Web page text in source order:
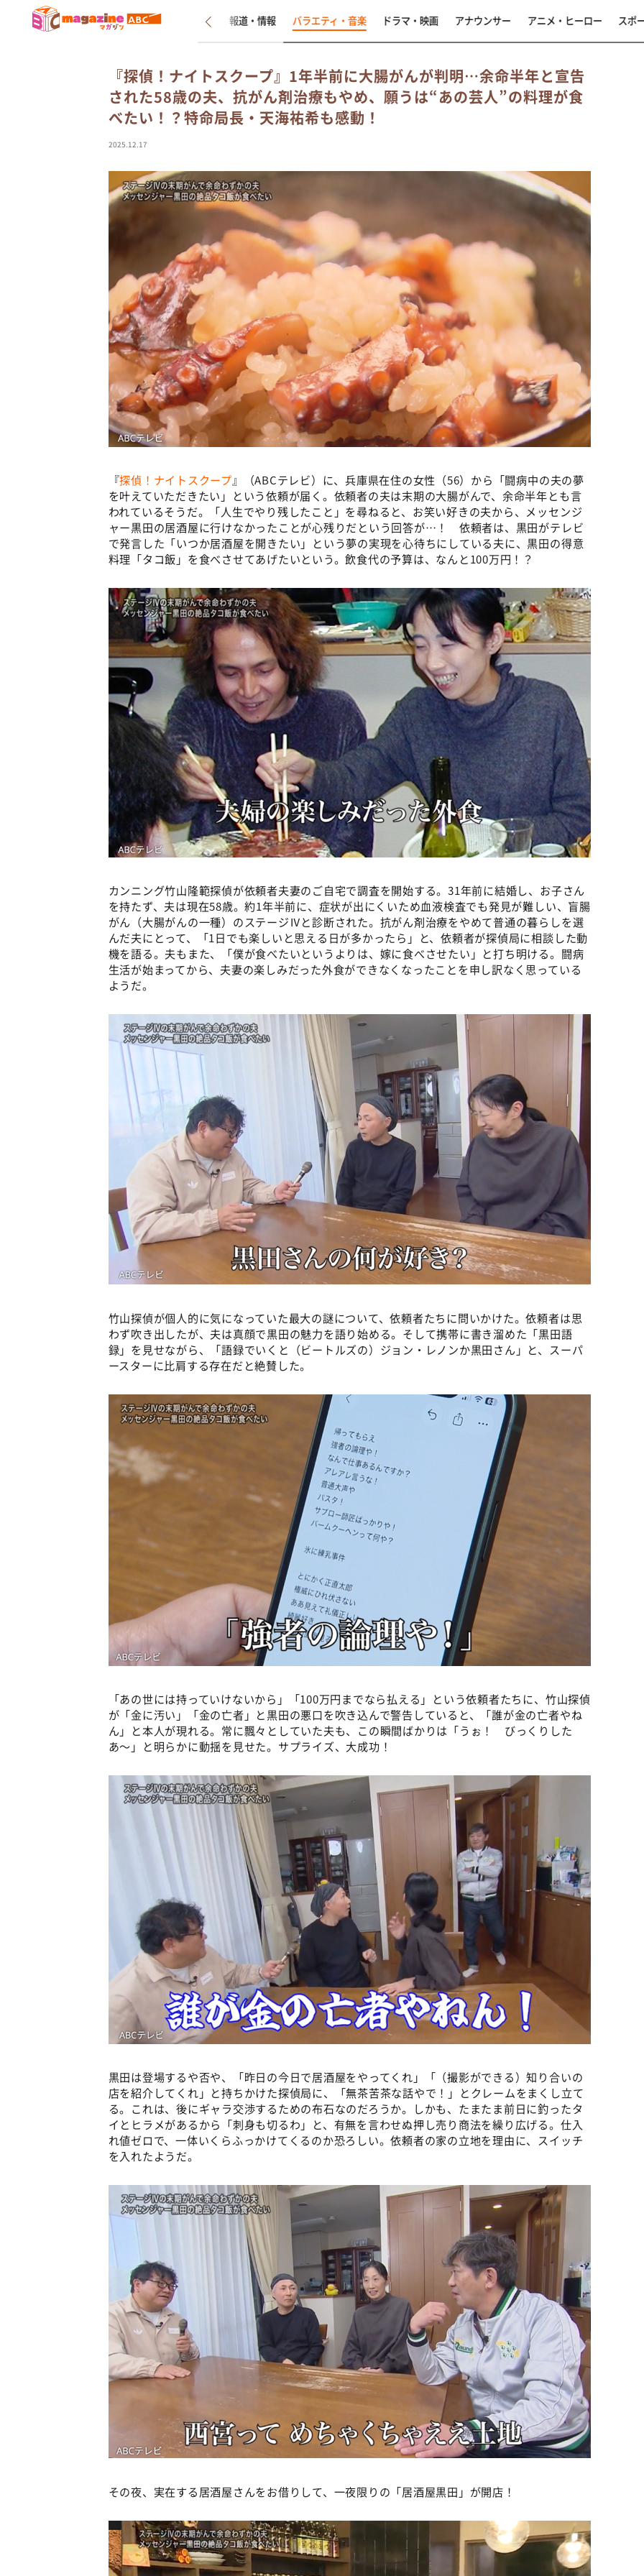
新着 インタビュー 報道・情報 バラエティ・音楽 ドラマ・映画 アナウンサー アニメ・ヒーロー スポ
『探偵！ナイトスクープ』1年半前に大腸がんが判明…余命半年と宣告
された58歳の夫、抗がん剤治療もやめ、願うは“あの芸人”の料理が食
べたい！？特命局長・天海祐希も感動！
2025.12.17
『探偵！ナイトスクープ』（ABCテレビ）に、兵庫県在住の女性（56）から「闘病中の夫の夢
を叶えていただきたい」という依頼が届く。依頼者の夫は末期の大腸がんで、余命半年とも言
われているそうだ。「人生でやり残したこと」を尋ねると、お笑い好きの夫から、メッセンジ
ャー黒田の居酒屋に行けなかったことが心残りだという回答が…！ 依頼者は、黒田がテレビ
で発言した「いつか居酒屋を開きたい」という夢の実現を心待ちにしている夫に、黒田の得意
料理「タコ飯」を食べさせてあげたいという。飲食代の予算は、なんと100万円！？
カンニング竹山隆範探偵が依頼者夫妻のご自宅で調査を開始する。31年前に結婚し、お子さん
を持たず、夫は現在58歳。約1年半前に、症状が出にくいため血液検査でも発見が難しい、盲腸
がん（大腸がんの一種）のステージⅣと診断された。抗がん剤治療をやめて普通の暮らしを選
んだ夫にとって、「1日でも楽しいと思える日が多かったら」と、依頼者が探偵局に相談した動
機を語る。夫もまた、「僕が食べたいというよりは、嫁に食べさせたい」と打ち明ける。闘病
生活が始まってから、夫妻の楽しみだった外食ができなくなったことを申し訳なく思っている
ようだ。
竹山探偵が個人的に気になっていた最大の謎について、依頼者たちに問いかけた。依頼者は思
わず吹き出したが、夫は真顔で黒田の魅力を語り始める。そして携帯に書き溜めた「黒田語
録」を見せながら、「語録でいくと（ビートルズの）ジョン・レノンか黒田さん」と、スーパ
ースターに比肩する存在だと絶賛した。
「あの世には持っていけないから」「100万円までなら払える」という依頼者たちに、竹山探偵
が「金に汚い」「金の亡者」と黒田の悪口を吹き込んで警告していると、「誰が金の亡者やね
ん」と本人が現れる。常に飄々としていた夫も、この瞬間ばかりは「うぉ！ びっくりした
あ〜」と明らかに動揺を見せた。サプライズ、大成功！
黒田は登場するや否や、「昨日の今日で居酒屋をやってくれ」「（撮影ができる）知り合いの
店を紹介してくれ」と持ちかけた探偵局に、「無茶苦茶な話やで！」とクレームをまくし立て
る。これは、後にギャラ交渉するための布石なのだろうか。しかも、たまたま前日に釣ったタ
イとヒラメがあるから「刺身も切るわ」と、有無を言わせぬ押し売り商法を繰り広げる。仕入
れ値ゼロで、一体いくらふっかけてくるのか恐ろしい。依頼者の家の立地を理由に、スイッチ
を入れたようだ。
その夜、実在する居酒屋さんをお借りして、一夜限りの「居酒屋黒田」が開店！